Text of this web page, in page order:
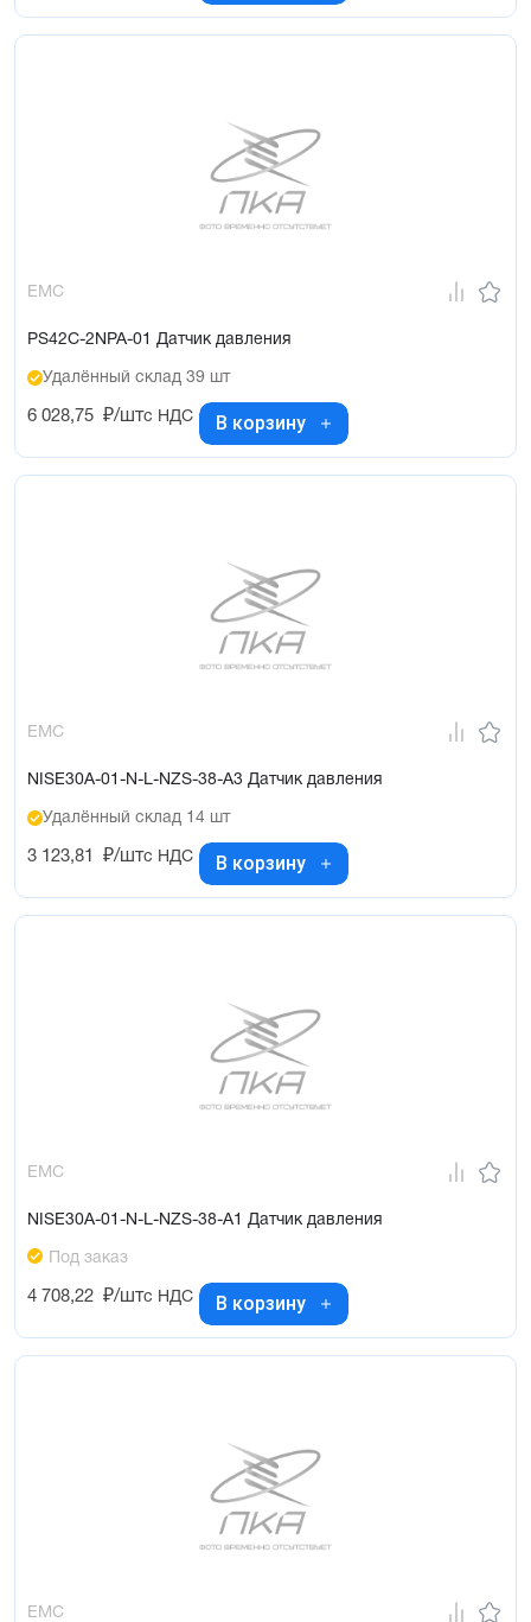
EMC
PS42C-2NPA-01 Датчик давления
Удалённый склад 39 шт
6 028,75 ₽/штс НДС В корзину
EMC
NISE30A-01-N-L-NZS-38-A3 Датчик давления
Удалённый склад 14 шт
3 123,81 ₽/штс НДС В корзину
EMC
NISE30A-01-N-L-NZS-38-A1 Датчик давления
Под заказ
4 708,22 ₽/штс НДС В корзину
EMC